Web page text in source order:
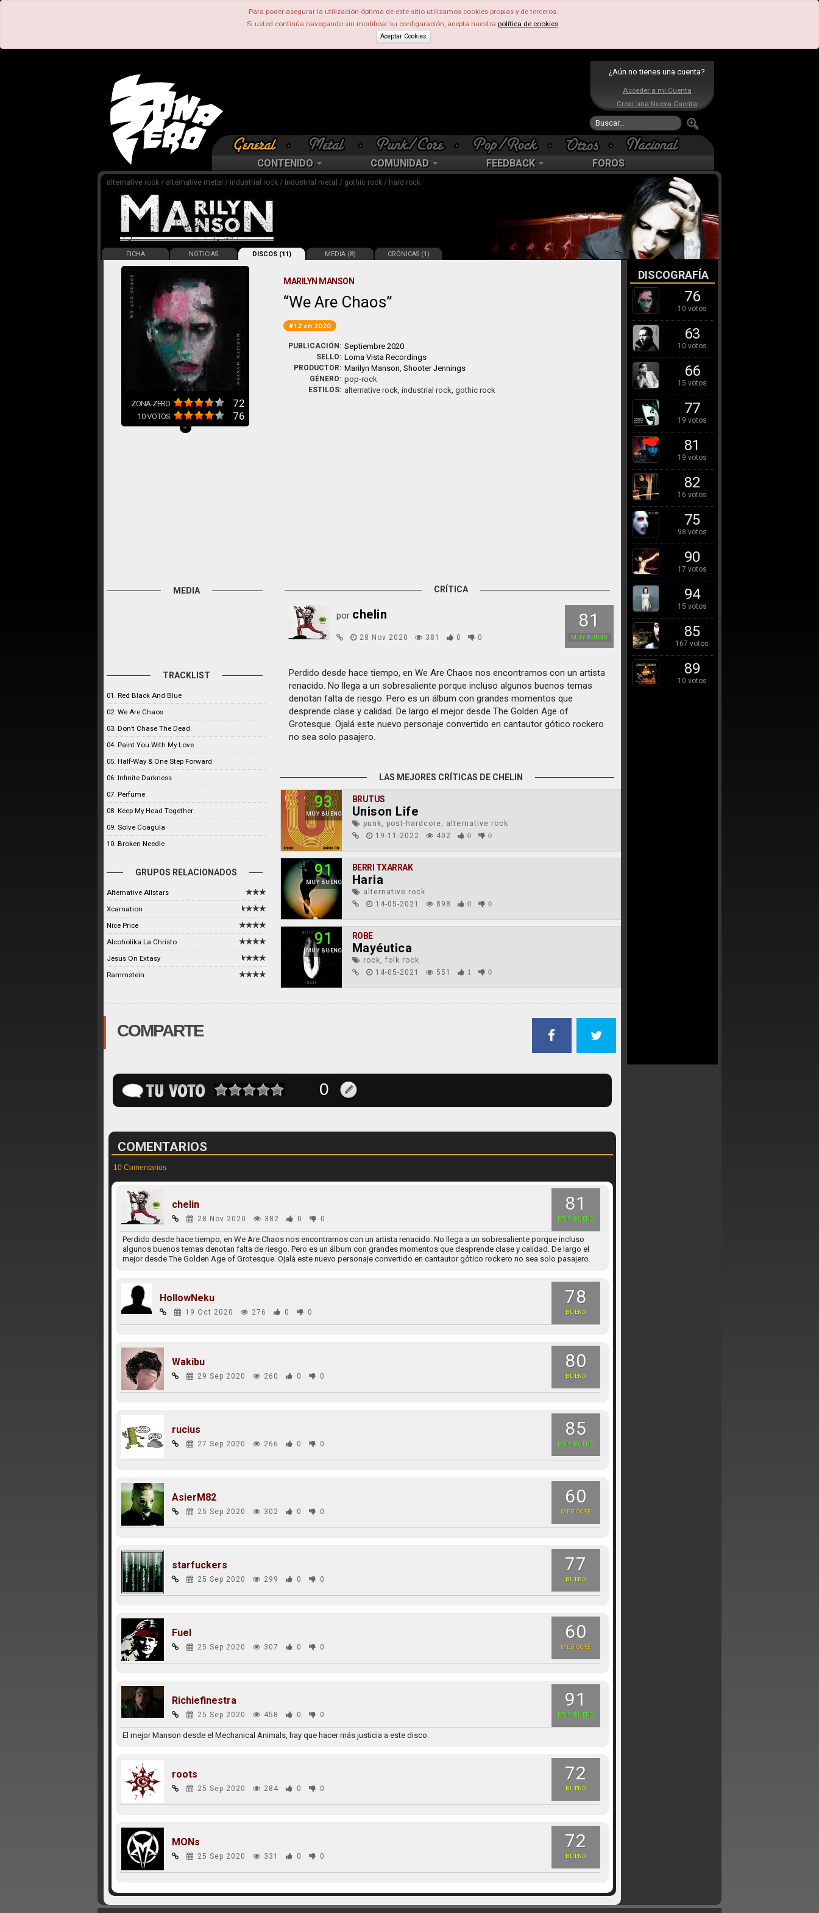
Para poder asegurar la utilización óptima de este sitio utilizamos cookies propias y de terceros.
Si usted continúa navegando sin modificar su configuración, acepta nuestra política de cookies.
Aceptar Cookies
¿Aún no tienes una cuenta?
Acceder a mi Cuenta
Crear una Nueva Cuenta
CONTENIDO COMUNIDAD FEEDBACK FOROS
alternative rock / alternative metal / industrial rock / industrial metal / gothic rock / hard rock
FICHA NOTICIAS DISCOS (11) MEDIA (8) CRÓNICAS (1)
ZONA-ZERO 72
10VOTOS 76
+
MARILYN MANSON
We Are Chaos
#12 en 2020
PUBLICACIÓN: Septiembre 2020
SELLO: Loma Vista Recordings
PRODUCTOR: Marilyn Manson,Shooter Jennings
GÉNERO: pop-rock
ESTILOS: alternative rock, industrial rock, gothic rock
MEDIA
TRACKLIST
01. Red Black And Blue
02. We Are Chaos
03. Don’t Chase The Dead
04. Paint You With My Love
05. Half-Way & One Step Forward
06. Infinite Darkness
07. Perfume
08. Keep My Head Together
09. Solve Coagula
10. Broken Needle
GRUPOS RELACIONADOS
Alternative Allstars
Xcarnation
Nice Price
Alcoholika La Christo
Jesus On Extasy
Rammstein
CRÍTICA
81
MUY BUENO
por chelin
28 Nov 2020 381 0 0
Perdido desde hace tiempo, en We Are Chaos nos encontramos con un artista
renacido. No llega a un sobresaliente porque incluso algunos buenos temas
denotan falta de riesgo. Pero es un álbum con grandes momentos que
desprende clase y calidad. De largo el mejor desde The Golden Age of
Grotesque. Ojalá este nuevo personaje convertido en cantautor gótico rockero
no sea solo pasajero.
LAS MEJORES CRÍTICAS DE CHELIN
93
MUY BUENO
BRUTUS
Unison Life
punk, post-hardcore, alternative rock
19-11-2022
402 0 0
91
MUY BUENO
BERRI TXARRAK
Haria
alternative rock
14-05-2021
898 0 0
91
MUY BUENO
ROBE
Mayéutica
rock, folk rock
14-05-2021
551 1 0
COMPARTE
COMENTARIOS
10 Comentarios
81
MUY BUENO
chelin
28 Nov 2020 382 0 0
Perdido desde hace tiempo, en We Are Chaos nos encontramos con un artista renacido. No llega a un sobresaliente porque incluso
algunos buenos temas denotan falta de riesgo. Pero es un álbum con grandes momentos que desprende clase y calidad. De largo el
mejor desde The Golden Age of Grotesque. Ojalá este nuevo personaje convertido en cantautor gótico rockero no sea solo pasajero.
78
BUENO
HollowNeku
19 Oct 2020 276 0 0
80
BUENO
Wakibu
29 Sep 2020 260 0 0
85
MUY BUENO
rucius
27 Sep 2020 266 0 0
60
MEDIOCRE
AsierM82
25 Sep 2020 302 0 0
77
BUENO
starfuckers
25 Sep 2020 299 0 0
60
MEDIOCRE
Fuel
25 Sep 2020 307 0 0
91
MUY BUENO
Richiefinestra
25 Sep 2020 458 0 0
El mejor Manson desde el Mechanical Animals, hay que hacer más justicia a este disco.
72
BUENO
roots
25 Sep 2020 284 0 0
72
BUENO
MONs
25 Sep 2020 331 0 0
DISCOGRAFÍA
76
10 votos
63
10 votos
66
15 votos
77
19 votos
81
19 votos
82
16 votos
75
98 votos
90
17 votos
94
15 votos
85
167 votos
89
10 votos